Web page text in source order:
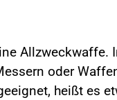
Allzweckwaffe.
oder
heißt es